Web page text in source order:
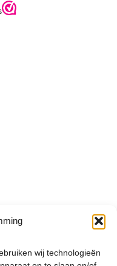
wij technologieën